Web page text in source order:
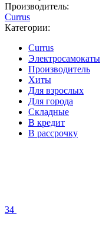
Производитель:
Currus
Категории:
Currus
Электросамокаты
Производитель
Хиты
Для взрослых
Для города
Складные
В кредит
В рассрочку
34